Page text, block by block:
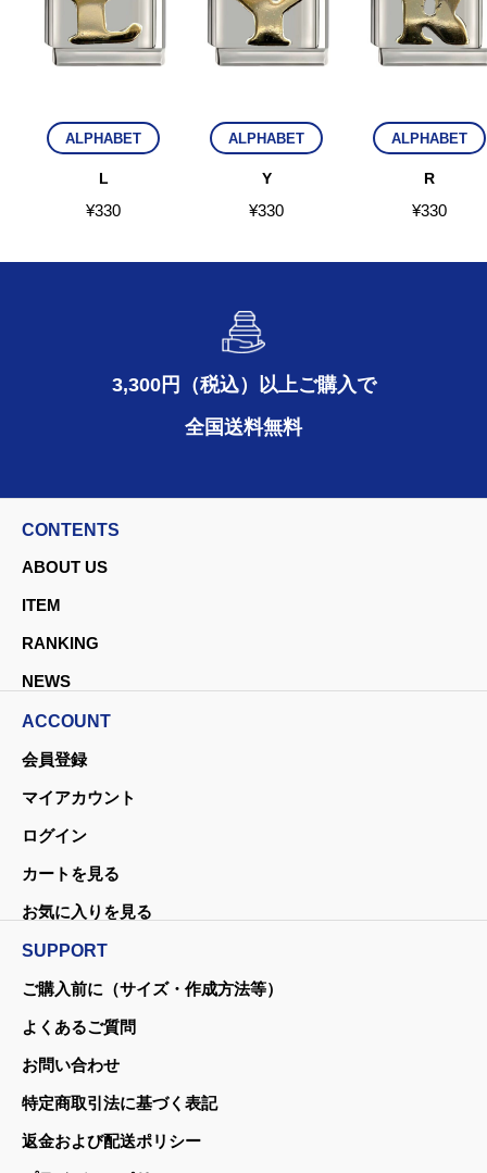
ALPHABET
L
¥330
ALPHABET
Y
¥330
ALPHABET
R
¥330
3,300円（税込）以上ご購入で
全国送料無料
CONTENTS
ABOUT US
ITEM
RANKING
NEWS
ACCOUNT
会員登録
マイアカウント
ログイン
カートを見る
お気に入りを見る
SUPPORT
ご購入前に（サイズ・作成方法等）
よくあるご質問
お問い合わせ
特定商取引法に基づく表記
返金および配送ポリシー